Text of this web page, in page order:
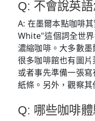
Q: 不會說英
A: 在墨爾本點咖啡
White"這個詞全世
濃縮咖啡。大多數墨
很多咖啡館也有圖片
或者事先準備一張
紙條。另外，觀察其
Q: 哪些咖啡